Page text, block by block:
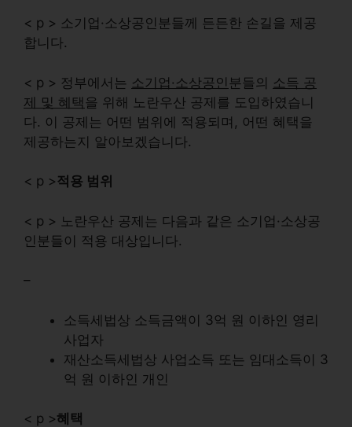
< p > 소기업·소상공인분들께 든든한 손길을 제공
합니다.
< p > 정부에서는 소기업·소상공인 분들의 소득 공
제 및 혜택 을 위해 노란우산 공제 를 도입하였습니
다. 이 공제는 어떤 범위에 적용되며, 어떤 혜택을
제공하는지 알아보겠습니다.
< p >적용 범위
< p > 노란우산 공제는 다음과 같은 소기업·소상공
인분들이 적용 대상입니다.
–
소득세법상 소득금액이 3억 원 이하인 영리
사업자
재산소득세법상 사업소득 또는 임대소득이 3
억 원 이하인 개인
< p >혜택